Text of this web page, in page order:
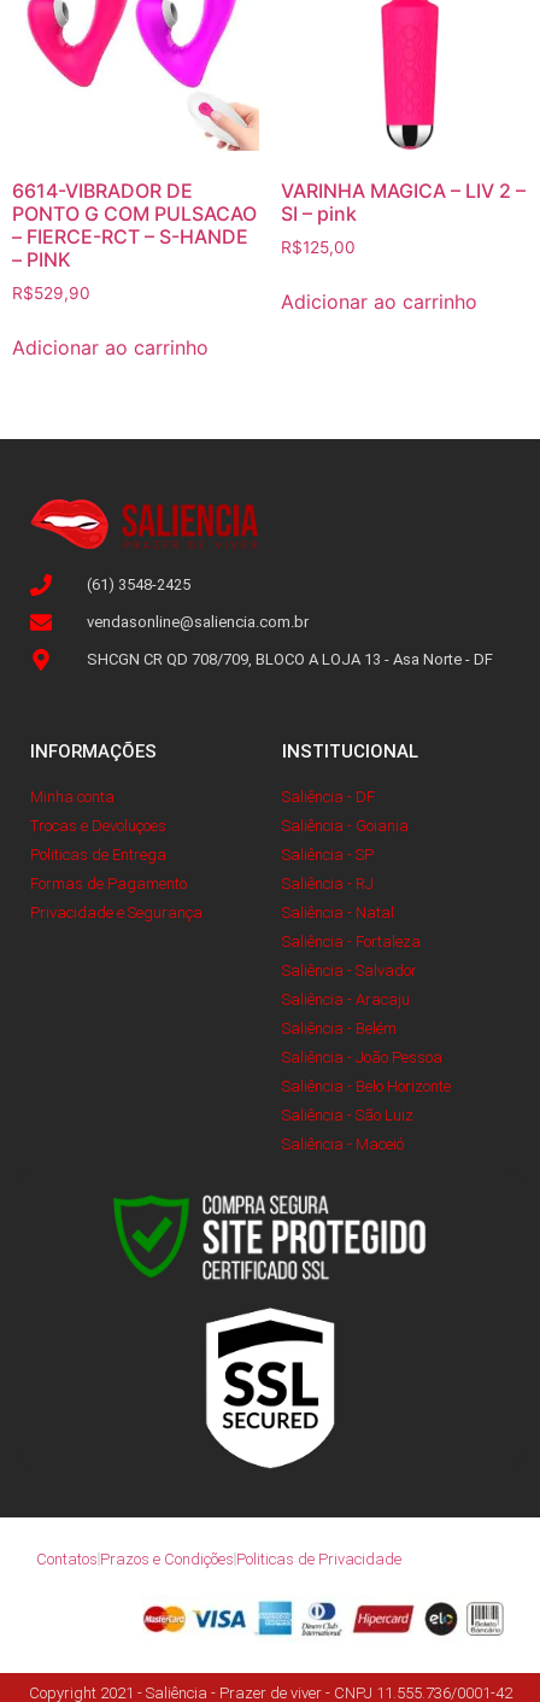
6614-VIBRADOR DE
PONTO G COM PULSACAO
– FIERCE-RCT – S-HANDE
– PINK
R$529,90
Adicionar ao carrinho
VARINHA MAGICA – LIV 2 –
SI – pink
R$125,00
Adicionar ao carrinho
(61) 3548-2425
vendasonline@saliencia.com.br
SHCGN CR QD 708/709, BLOCO A LOJA 13 - Asa Norte - DF
INFORMAÇÕES
Minha conta
Trocas e Devoluçoes
Politicas de Entrega
Formas de Pagamento
Privacidade e Segurança
INSTITUCIONAL
Saliência - DF
Saliência - Goiania
Saliência - SP
Saliência - RJ
Saliência - Natal
Saliência - Fortaleza
Saliência - Salvador
Saliência - Aracaju
Saliência - Belém
Saliência - João Pessoa
Saliência - Belo Horizonte
Saliência - São Luiz
Saliência - Maceió
Contatos Prazos e Condições Politicas de Privacidade
Copyright 2021 - Saliência - Prazer de viver - CNPJ 11.555.736/0001-42